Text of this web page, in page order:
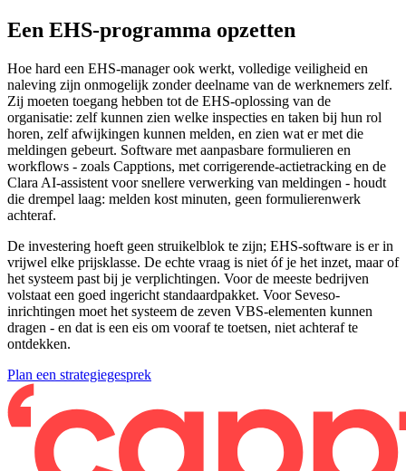
Een EHS-programma opzetten
Hoe hard een EHS-manager ook werkt, volledige veiligheid en
naleving zijn onmogelijk zonder deelname van de werknemers zelf.
Zij moeten toegang hebben tot de EHS-oplossing van de
organisatie: zelf kunnen zien welke inspecties en taken bij hun rol
horen, zelf afwijkingen kunnen melden, en zien wat er met die
meldingen gebeurt. Software met aanpasbare formulieren en
workflows - zoals Capptions, met corrigerende-actietracking en de
Clara AI-assistent voor snellere verwerking van meldingen - houdt
die drempel laag: melden kost minuten, geen formulierenwerk
achteraf.
De investering hoeft geen struikelblok te zijn; EHS-software is er in
vrijwel elke prijsklasse. De echte vraag is niet óf je het inzet, maar of
het systeem past bij je verplichtingen. Voor de meeste bedrijven
volstaat een goed ingericht standaardpakket. Voor Seveso-
inrichtingen moet het systeem de zeven VBS-elementen kunnen
dragen - en dat is een eis om vooraf te toetsen, niet achteraf te
ontdekken.
Plan een strategiegesprek